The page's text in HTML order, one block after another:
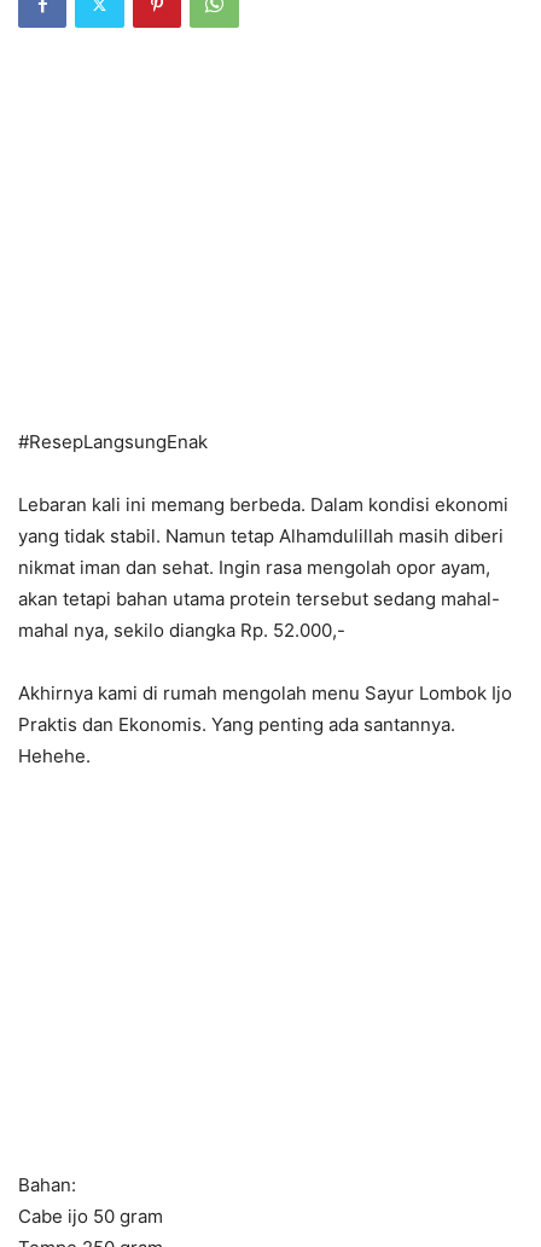
#ResepLangsungEnak
Lebaran kali ini memang berbeda. Dalam kondisi ekonomi
yang tidak stabil. Namun tetap Alhamdulillah masih diberi
nikmat iman dan sehat. Ingin rasa mengolah opor ayam,
akan tetapi bahan utama protein tersebut sedang mahal-
mahal nya, sekilo diangka Rp. 52.000,-
Akhirnya kami di rumah mengolah menu Sayur Lombok Ijo
Praktis dan Ekonomis. Yang penting ada santannya.
Hehehe.
Bahan:
Cabe ijo 50 gram